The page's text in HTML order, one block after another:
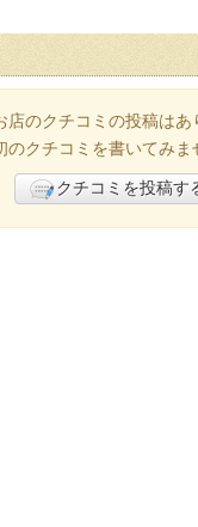
店のクチコミの投稿はあ
のクチコミを書いてみま
クチコミを投稿す